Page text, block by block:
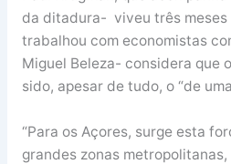
da ditadura- viveu três meses
trabalhou com economistas
Miguel Beleza- considera que
sido, apesar de tudo, o “de
“Para os Açores, surge esta
grandes zonas